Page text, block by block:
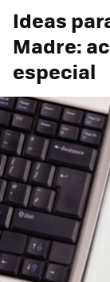
Ideas
Madre:
especial